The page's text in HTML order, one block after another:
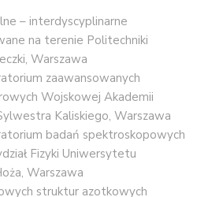
– interdyscyplinarne
na terenie Politechniki
Warszawa
zaawansowanych
Wojskowej Akademii
Kaliskiego, Warszawa
badań spektroskopowych
Fizyki Uniwersytetu
Warszawa
struktur azotkowych